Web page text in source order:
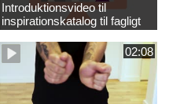
Introduktionsvideo til
inspirationskatalog til fagligt
løft
02:08